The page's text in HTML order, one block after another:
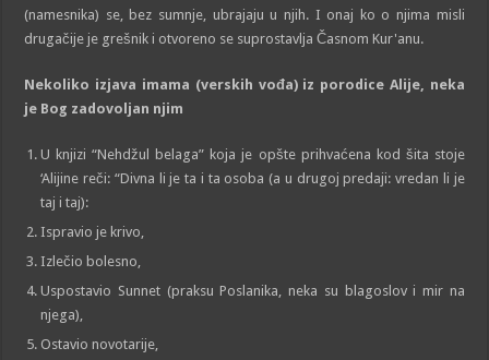
(namesnika) se, bez sumnje, ubrajaju u njih. I onaj ko o njima misli
drugačije je grešnik i otvoreno se suprostavlja Časnom Kur'anu.
Nekoliko izjava imama (verskih vođa) iz porodice Alije, neka
je Bog zadovoljan njim
U knjizi “Nehdžul belaga” koja je opšte prihvaćena kod šita stoje
‘Alijine reči: “Divna li je ta i ta osoba (a u drugoj predaji: vredan li je
taj i taj):
Ispravio je krivo,
Izlečio bolesno,
Uspostavio Sunnet (praksu Poslanika, neka su blagoslov i mir na
njega),
Ostavio novotarije,